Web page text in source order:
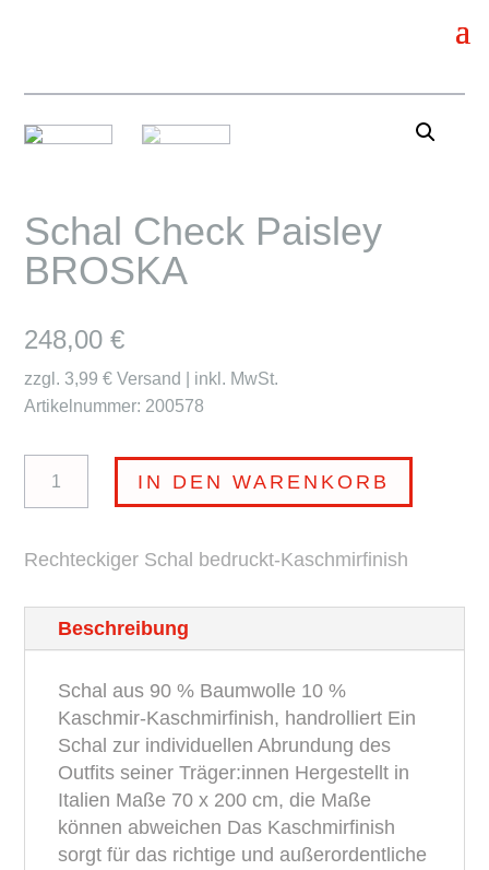
Schal Check Paisley
BROSKA
248,00€
zzgl. 3,99 € Versand | inkl. MwSt.
Artikelnummer: 200578
BROSKA
IN DEN WARENKORB
Rechteckiger Schal bedruckt-Kaschmirfinish
Beschreibung
Schal aus 90 % Baumwolle 10 %
Kaschmir-Kaschmirfinish, handrolliert Ein
Schal zur individuellen Abrundung des
Outfits seiner Träger:innen Hergestellt in
Italien Maße 70 x 200 cm, die Maße
können abweichen Das Kaschmirfinish
sorgt für das richtige und außerordentliche